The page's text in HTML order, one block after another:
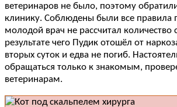
ветеринаров не было, поэтому
клинику. Соблюдены были все правила
молодой врач не рассчитал количество
результате чего Пудик отошёл от
вторых суток и едва не погиб.
обращаться только к знакомым,
ветеринарам.